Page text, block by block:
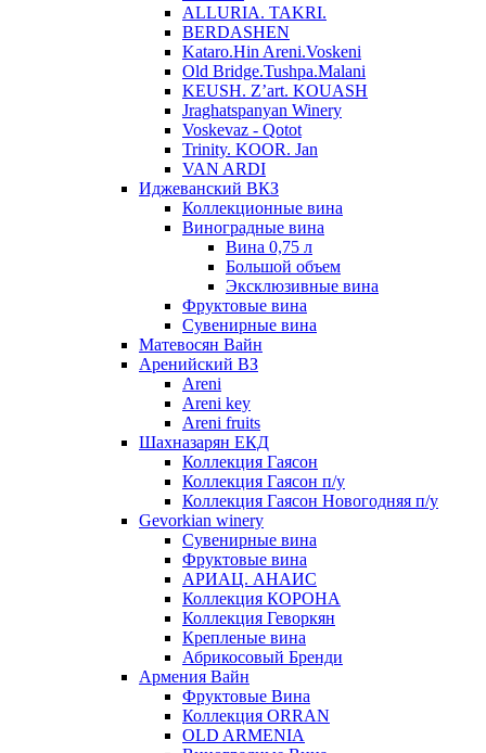
ALLURIA. TAKRI.
BERDASHEN
Kataro.Hin Areni.Voskeni
Old Bridge.Tushpa.Malani
KEUSH. Z’art. KOUASH
Jraghatspanyan Winery
Voskevaz - Qotot
Trinity. KOOR. Jan
VAN ARDI
Иджеванский ВКЗ
Коллекционные вина
Виноградные вина
Вина 0,75 л
Большой объем
Эксклюзивные вина
Фруктовые вина
Cувенирные вина
Матевосян Вайн
Аренийский ВЗ
Areni
Areni key
Areni fruits
Шахназарян ЕКД
Коллекция Гаясон
Коллекция Гаясон п/у
Коллекция Гаясон Новогодняя п/у
Gevorkian winery
Сувенирные вина
Фруктовые вина
АРИАЦ. АНАИС
Коллекция КОРОНА
Коллекция Геворкян
Крепленые вина
Абрикосовый Бренди
Армения Вайн
Фруктовые Вина
Коллекция ORRAN
OLD ARMENIA